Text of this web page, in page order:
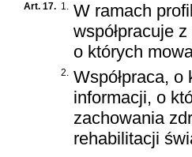
Art. 17. 1. W ramach
współpracuje
o których
2. Współpraca,
informacji, o
zachowania
rehabilitacji